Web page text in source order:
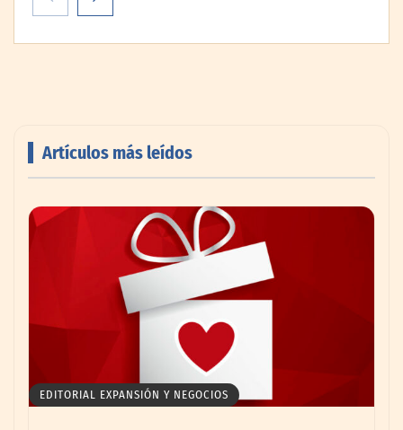
la compra de boletos con una experiencia
de pago rápida y segura
Artículos más leídos
EDITORIAL EXPANSIÓN Y NEGOCIOS